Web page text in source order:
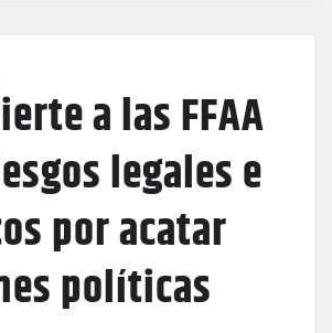
a las FFAA
legales e
por acatar
políticas